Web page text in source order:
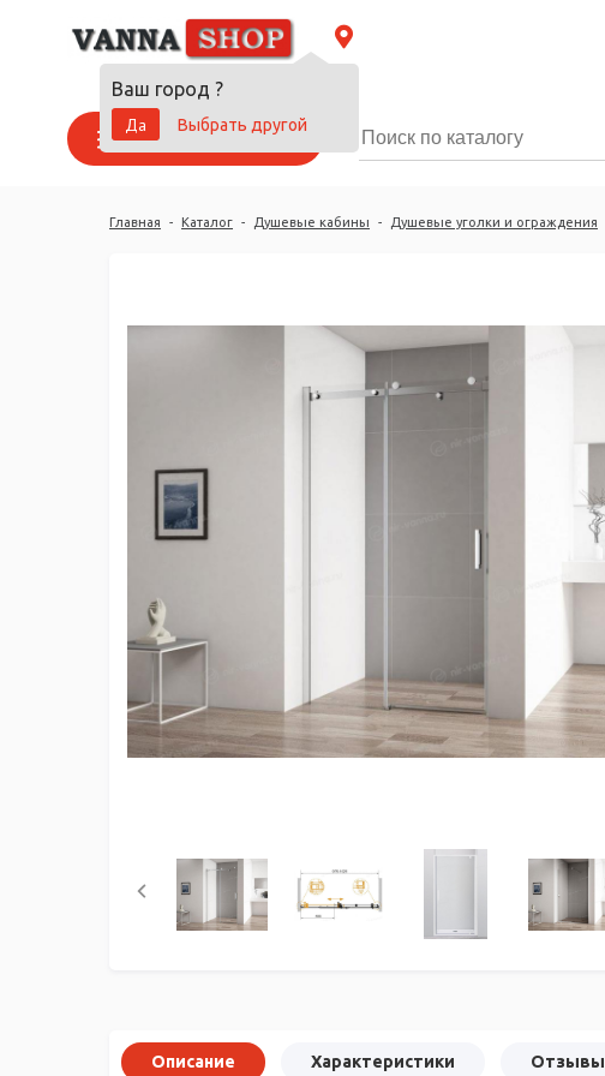
Ваш город ?
Да
Выбрать другой
Каталог товаров
Главная - Каталог - Душевые кабины - Душевые уголки и ограждения
Описание Характеристики Отзывы